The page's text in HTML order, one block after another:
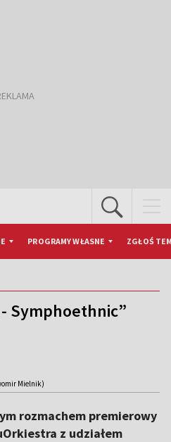
PROGRAMY WŁASNE ZGŁOŚ
Symphoethnic”
Mielnik)
rozmachem premierowy
z udziałem